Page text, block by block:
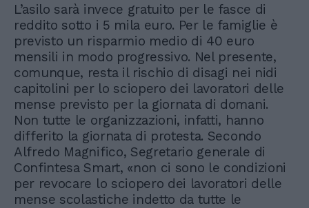
L’asilo sarà invece gratuito per le fasce di
reddito sotto i 5 mila euro. Per le famiglie è
previsto un risparmio medio di 40 euro
mensili in modo progressivo. Nel presente,
comunque, resta il rischio di disagi nei nidi
capitolini per lo sciopero dei lavoratori delle
mense previsto per la giornata di domani.
Non tutte le organizzazioni, infatti, hanno
differito la giornata di protesta. Secondo
Alfredo Magnifico, Segretario generale di
Confintesa Smart, «non ci sono le condizioni
per revocare lo sciopero dei lavoratori delle
mense scolastiche indetto da tutte le